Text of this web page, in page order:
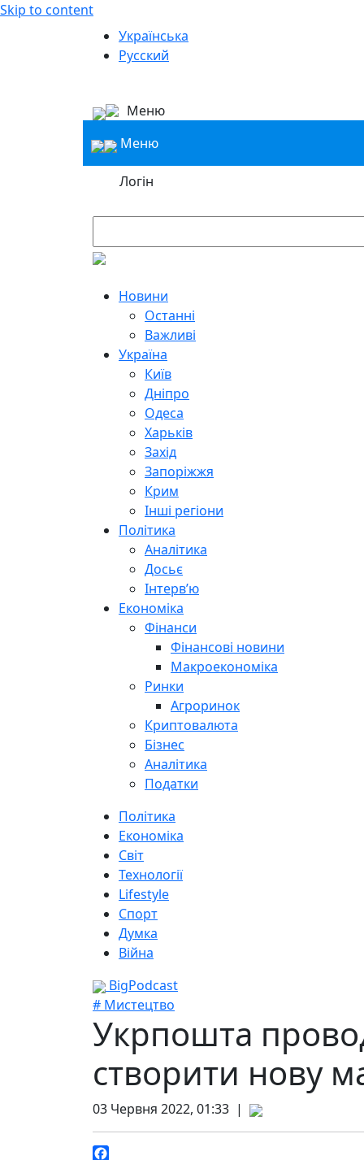
Skip to content
Українська
Русский
Меню
Меню
Логін
Новини
Останні
Важливі
Україна
Київ
Дніпро
Одеса
Харьків
Захід
Запоріжжя
Крим
Інші регіони
Політика
Аналітика
Досьє
Інтерв’ю
Економіка
Фінанси
Фінансові новини
Макроекономіка
Ринки
Агроринок
Криптовалюта
Бізнес
Аналітика
Податки
Політика
Економіка
Світ
Технології
Lifestyle
Спорт
Думка
Війна
BigPodcast
# Мистецтво
Укрпошта
створити нову
03 Червня 2022, 01:33 |